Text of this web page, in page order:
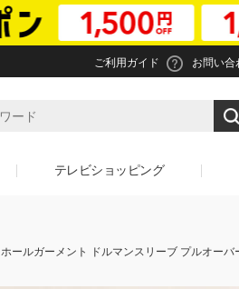
ご利用ガイド お問い合
テレビショッピング
ホールガーメント ドルマンスリーブ プルオーバ